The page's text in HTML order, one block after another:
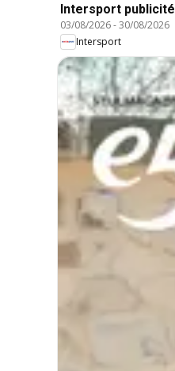
Intersport publicité
03/08/2026-30/08/2026
Intersport